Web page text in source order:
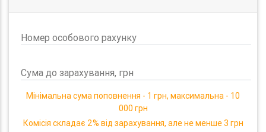
Номер особового рахунку
Сума до зарахування, грн
Мінімальна сума поповнення - 1 грн, максимальна - 10
000 грн
Комісія складає 2% від зарахування, але не менше 3 грн